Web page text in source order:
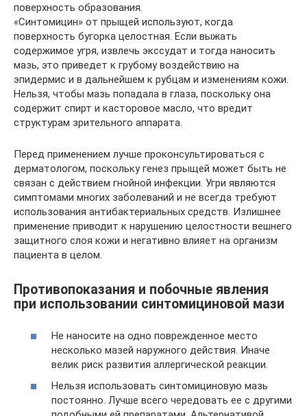
поверхность образования.
«Синтомицин» от прыщей используют, когда
поверхность бугорка целостная. Если выжать
содержимое угря, извлечь экссудат и тогда наносить
мазь, это приведет к грубому воздействию на
эпидермис и в дальнейшем к рубцам и изменениям кожи.
Нельзя, чтобы мазь попадала в глаза, поскольку она
содержит спирт и касторовое масло, что вредит
структурам зрительного аппарата.
Перед применением лучше проконсультироваться с
дерматологом, поскольку генез прыщей может быть не
связан с действием гнойной инфекции. Угри являются
симптомами многих заболеваний и не всегда требуют
использования антибактериальных средств. Излишнее
применение приводит к нарушению целостности вешнего
защитного слоя кожи и негативно влияет на организм
пациента в целом.
Противопоказания и побочные явления
при использовании синтомициновой мази
Не наносите на одно поврежденное место
несколько мазей наружного действия. Иначе
велик риск развития аллергической реакции.
Нельзя использовать синтомициновую мазь
постоянно. Лучше всего чередовать ее с другими